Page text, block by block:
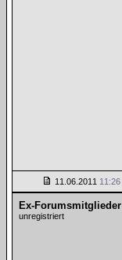
11.06.2011 11:26
Ex-Forumsmitglieder
unregistriert